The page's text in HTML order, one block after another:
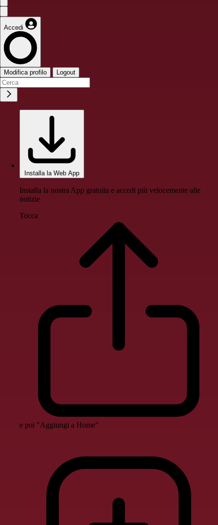
Accedi
Modifica profilo Logout
Installa la Web App
Installa la nostra App gratuita e accedi più velocemente alle
notizie
Tocca
e poi "Aggiungi a Home"